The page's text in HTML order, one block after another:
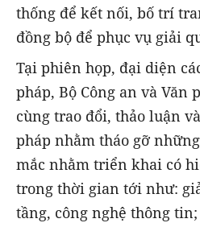
thống để kết nối, bố trí
đồng bộ để phục vụ giải
Tại phiên họp, đại diện
pháp, Bộ Công an và Văn
cùng trao đổi, thảo luận
pháp nhằm tháo gỡ
mắc nhằm triển khai có
trong thời gian tới như:
tầng, công nghệ thông